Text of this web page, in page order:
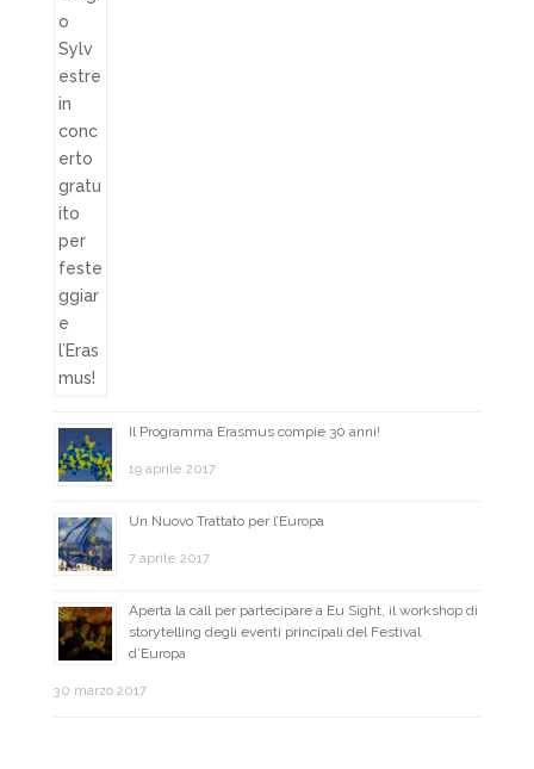
Il Programma Erasmus compie 30 anni!
19 aprile 2017
Un Nuovo Trattato per l’Europa
7 aprile 2017
Aperta la call per partecipare a Eu Sight, il workshop di
storytelling degli eventi principali del Festival
d’Europa
30 marzo 2017